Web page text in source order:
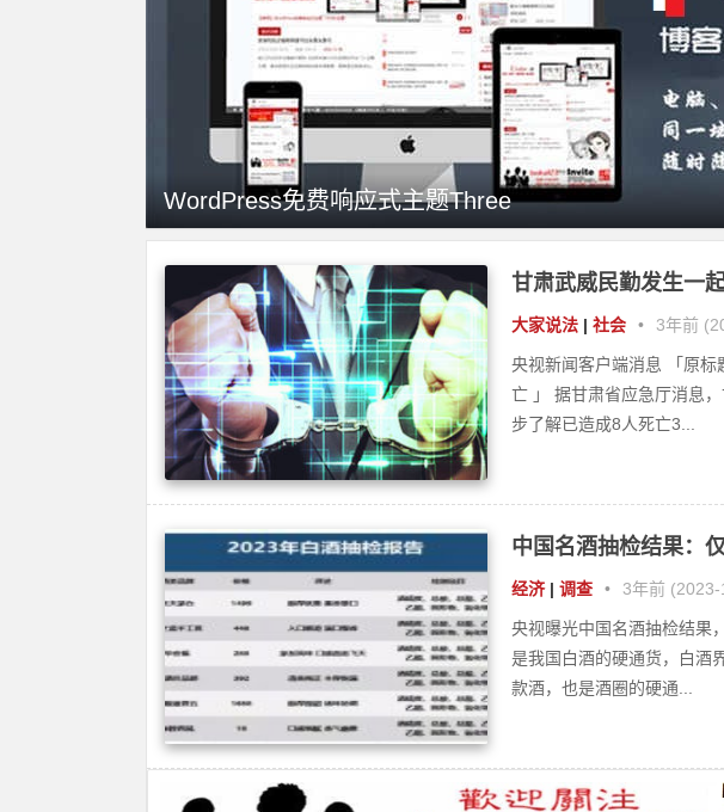
WordPress免费响应式主题Three
甘肃武威民勤发生一
大家说法| 社会 3年前
央视新闻客户端消息 「原标
亡 」 据甘肃省应急厅消息
步了解已造成8人死亡3...
中国名酒抽检结果：
经济|调查 • 3年前
央视曝光中国名酒抽检结果
是我国白酒的硬通货，白酒
公司拖欠
大家说法 | 经济 3年前